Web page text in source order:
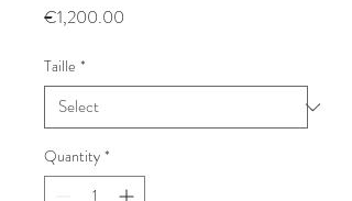
€1,200.00
Taille *
Quantity *